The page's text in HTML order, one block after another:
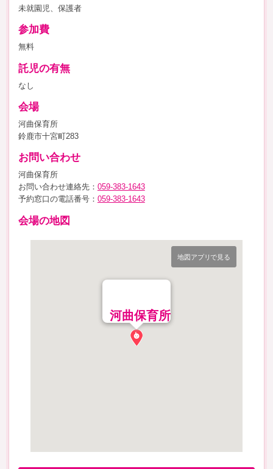
未就園児、保護者
参加費
無料
託児の有無
なし
会場
河曲保育所
鈴鹿市十宮町283
お問い合わせ
河曲保育所
お問い合わせ連絡先： 059-383-1643
予約窓口の電話番号： 059-383-1643
会場の地図
地図アプリで見る
河曲保育所